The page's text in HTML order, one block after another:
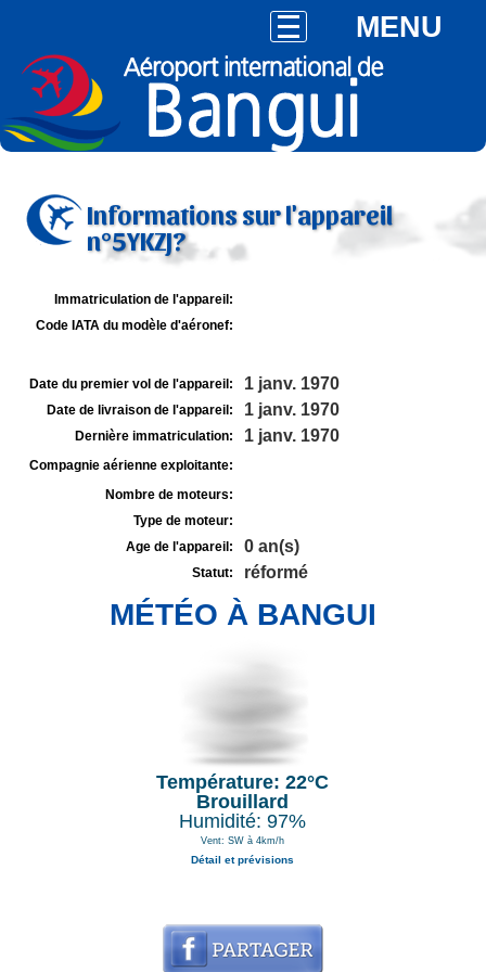
MENU
Informations sur l'appareil
n°5YKZJ?
Immatriculation de l'appareil:
Code IATA du modèle d'aéronef:
Date du premier vol de l'appareil: 1 janv. 1970
Date de livraison de l'appareil: 1 janv. 1970
Dernière immatriculation: 1 janv. 1970
Compagnie aérienne exploitante:
Nombre de moteurs:
Type de moteur:
Age de l'appareil:
0 an(s)
Statut: réformé
MÉTÉO À BANGUI
Température: 22°C
Brouillard
Humidité: 97%
Vent: SW à 4km/h
Détail et prévisions